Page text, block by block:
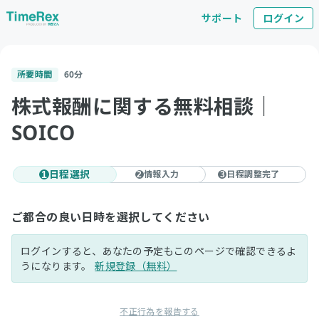
サポート ログイン
所要時間 60分
株式報酬に関する無料相談｜
SOICO
1 日程選択 2情報入力 3 日程調整完了
ご都合の良い日時を選択してください
ログインすると、あなたの予定もこのページで確認できるよ
うになります。新規登録（無料）
不正行為を報告する